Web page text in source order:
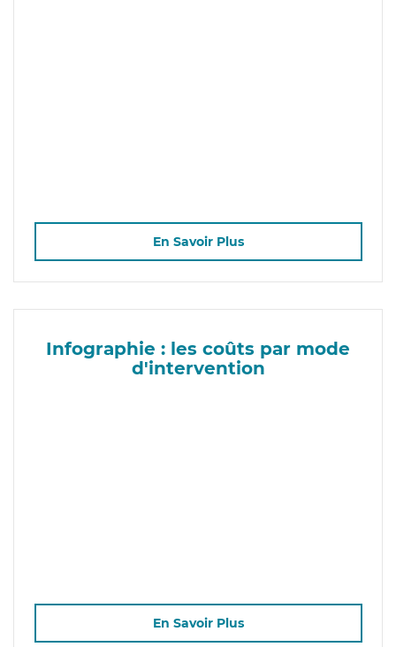
En Savoir Plus
Infographie : les coûts par mode
d'intervention
En Savoir Plus